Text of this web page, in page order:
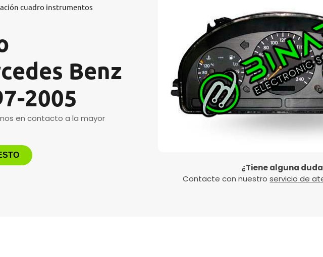
cuadro instrumentos
Benz
2005
en contacto a la mayor
¿Tiene alguna
Contacte con nuestroservicio de